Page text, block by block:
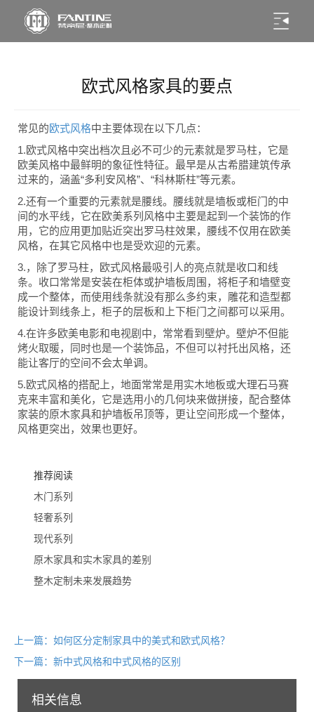
欧式风格家具的要点
常见的欧式风格中主要体现在以下几点：
1.欧式风格中突出档次且必不可少的元素就是罗马柱，它是
欧美风格中最鲜明的象征性特征。最早是从古希腊建筑传承
过来的，涵盖“多利安风格”、“科林斯柱”等元素。
2.还有一个重要的元素就是腰线。腰线就是墙板或柜门的中
间的水平线，它在欧美系列风格中主要是起到一个装饰的作
用，它的应用更加贴近突出罗马柱效果，腰线不仅用在欧美
风格，在其它风格中也是受欢迎的元素。
3.，除了罗马柱，欧式风格最吸引人的亮点就是收口和线
条。收口常常是安装在柜体或护墙板周围，将柜子和墙壁变
成一个整体，而使用线条就没有那么多约束，雕花和造型都
能设计到线条上，柜子的层板和上下柜门之间都可以采用。
4.在许多欧美电影和电视剧中，常常看到壁炉。壁炉不但能
烤火取暖，同时也是一个装饰品，不但可以衬托出风格，还
能让客厅的空间不会太单调。
5.欧式风格的搭配上，地面常常是用实木地板或大理石马赛
克来丰富和美化，它是选用小的几何块来做拼接，配合整体
家装的原木家具和护墙板吊顶等，更让空间形成一个整体，
风格更突出，效果也更好。
推荐阅读
木门系列
轻奢系列
现代系列
原木家具和实木家具的差别
整木定制未来发展趋势
上一篇：如何区分定制家具中的美式和欧式风格？
下一篇：新中式风格和中式风格的区别
相关信息